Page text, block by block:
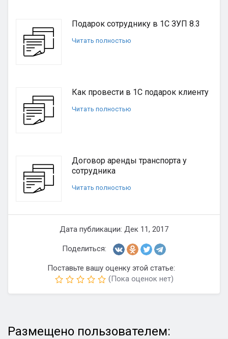
Подарок сотруднику в 1С ЗУП 8.3
Читать полностью
Как провести в 1С подарок клиенту
Читать полностью
Договор аренды транспорта у
сотрудника
Читать полностью
Дата публикации: Дек 11, 2017
Поделиться:
Поставьте вашу оценку этой статье:
(Пока оценок нет)
Размещено пользователем: